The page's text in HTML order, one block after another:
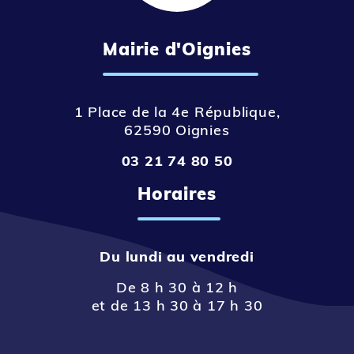
Mairie d'Oignies
1 Place de la 4e République,
62590 Oignies
03 21 74 80 50
Horaires
Du lundi au vendredi
De 8 h 30 à 12 h
et de 13 h 30 à 17 h 30